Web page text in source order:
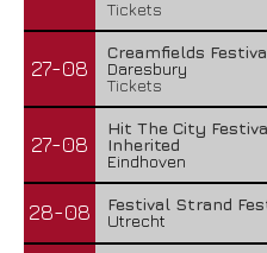
Tickets
27-08
Creamfields
Daresbury
Tickets
27-08
Hit The City
Inherited
Eindhoven
28-08
Festival Strand
Utrecht